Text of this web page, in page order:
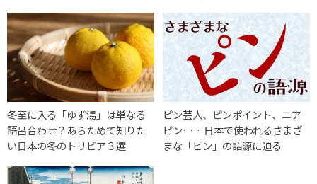
冬至に入る「ゆず湯」は単なる
語呂合わせ？あらためて知りた
い日本の冬のトリビア３選
ピン芸人、ピンポイント、ニア
ピン……日本で使われるさまざ
まな「ピン」の語源に迫る